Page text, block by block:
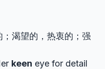
渴望的，热衷的；强
keen eye for detail